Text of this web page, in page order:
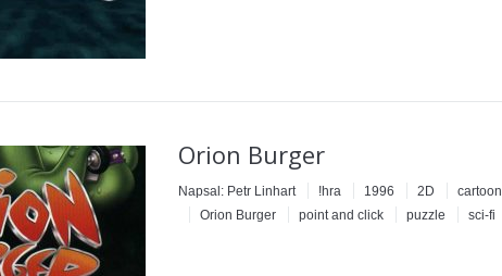
Orion Burger
Napsal: Petr Linhart !hra 1996 2D cartoon
Orion Burger
point and click puzzle sci-fi